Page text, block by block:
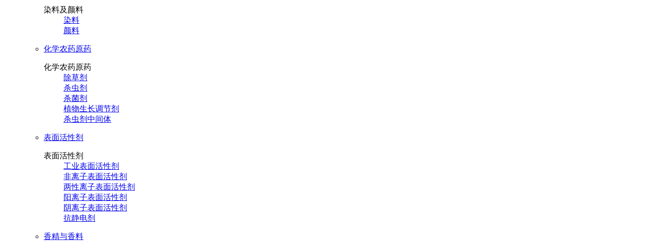
染料及颜料
染料
颜料
化学农药原药
化学农药原药
除草剂
杀虫剂
杀菌剂
植物生长调节剂
杀虫剂中间体
表面活性剂
表面活性剂
工业表面活性剂
非离子表面活性剂
两性离子表面活性剂
阳离子表面活性剂
阴离子表面活性剂
抗静电剂
香精与香料